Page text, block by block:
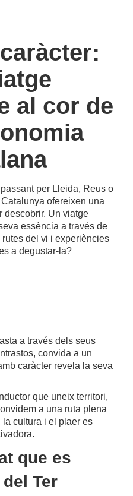
al cor de
per Lleida, Reus o
ofereixen una
descobrir. Un viatge
essència a través de
del vi i experiències
a degustar-la?
a través dels seus
convida a un
caràcter revela la seva
que uneix territori,
a una ruta plena
la cultura i el plaer es
que es
Ter